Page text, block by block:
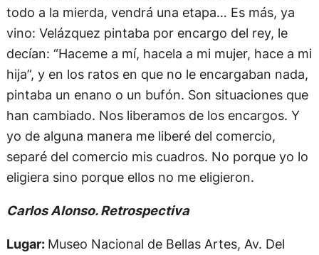
todo a la mierda, vendrá una etapa… Es más, ya
vino: Velázquez pintaba por encargo del rey, le
decían: “Haceme a mí, hacela a mi mujer, hace a mi
hija”, y en los ratos en que no le encargaban nada,
pintaba un enano o un bufón. Son situaciones que
han cambiado. Nos liberamos de los encargos. Y
yo de alguna manera me liberé del comercio,
separé del comercio mis cuadros. No porque yo lo
eligiera sino porque ellos no me eligieron.
Carlos Alonso. Retrospectiva
Lugar: Museo Nacional de Bellas Artes, Av. Del